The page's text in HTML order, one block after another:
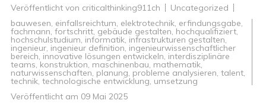
Veröffentlicht von criticalthinking911ch
Uncategorized
bauwesen, einfallsreichtum, elektrotechnik, erfindungsgabe,
fachmann, fortschritt, gebäude gestalten, hochqualifiziert,
hochschulstudium, informatik, infrastrukturen gestalten,
ingenieur, ingenieur definition, ingenieurwissenschaftlicher
bereich, innovative lösungen entwickeln, interdisziplinäre
teams, konstruktion, maschinenbau, mathematik,
naturwissenschaften, planung, probleme analysieren, talent,
technik, technologische entwicklung, umsetzung
Veröffentlicht am 09 Mai 2025